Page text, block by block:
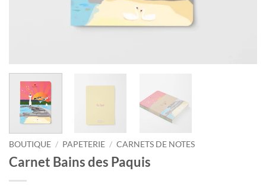
BOUTIQUE / PAPETERIE / CARNETS DE NOTES
Carnet Bains des Paquis